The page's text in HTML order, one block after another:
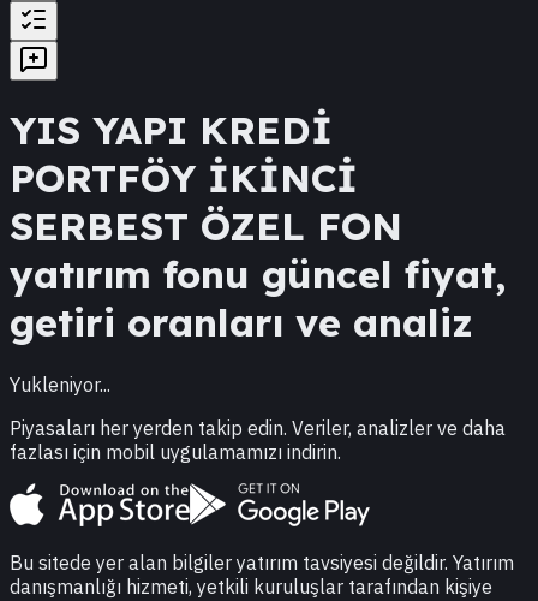
YIS YAPI KREDİ
PORTFÖY İKİNCİ
SERBEST ÖZEL FON
yatırım fonu güncel fiyat,
getiri oranları ve analiz
Yukleniyor...
Piyasaları her yerden takip edin. Veriler, analizler ve daha
fazlası için mobil uygulamamızı indirin.
Bu sitede yer alan bilgiler yatırım tavsiyesi değildir. Yatırım
danışmanlığı hizmeti, yetkili kuruluşlar tarafından kişiye